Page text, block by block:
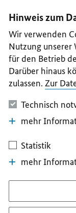
II
III
IV
V
Hinweis zum
Wir verwenden
Nutzung unserer
für den Betrieb
Darüber hinaus
zulassen. Zur
Technisch
mehr
Statistik
mehr